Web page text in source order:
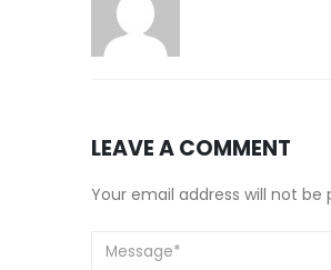
LEAVE A COMMENT
Your email address will not be